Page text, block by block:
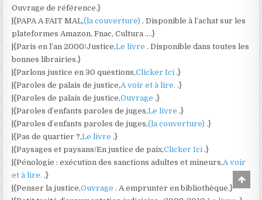
Ouvrage de référence.}
|{PAPA A FAIT MAL,(la couverture). Disponible à l’achat sur les
plateformes Amazon, Fnac, Cultura ….}
|{Paris en l’an 2000/Justice,Le livre. Disponible dans toutes les
bonnes librairies.}
|{Parlons justice en 30 questions,Clicker Ici.}
|{Paroles de palais de justice,A voir et à lire..}
|{Paroles de palais de justice,Ouvrage.}
|{Paroles d’enfants paroles de juges,Le livre.}
|{Paroles d’enfants paroles de juges,(la couverture).}
|{Pas de quartier ?,Le livre.}
|{Paysages et paysans/En justice de paix,Clicker Ici.}
|{Pénologie : exécution des sanctions adultes et mineurs,A voir
et à lire..}
|{Penser la justice,Ouvrage. A emprunter en bibliothèque.}
to
Top